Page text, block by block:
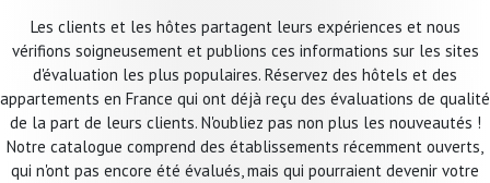
Les clients et les hôtes partagent leurs expériences et nous
vérifions soigneusement et publions ces informations sur les sites
d'évaluation les plus populaires. Réservez des hôtels et des
appartements en France qui ont déjà reçu des évaluations de qualité
de la part de leurs clients. N'oubliez pas non plus les nouveautés !
Notre catalogue comprend des établissements récemment ouverts,
qui n'ont pas encore été évalués, mais qui pourraient devenir votre